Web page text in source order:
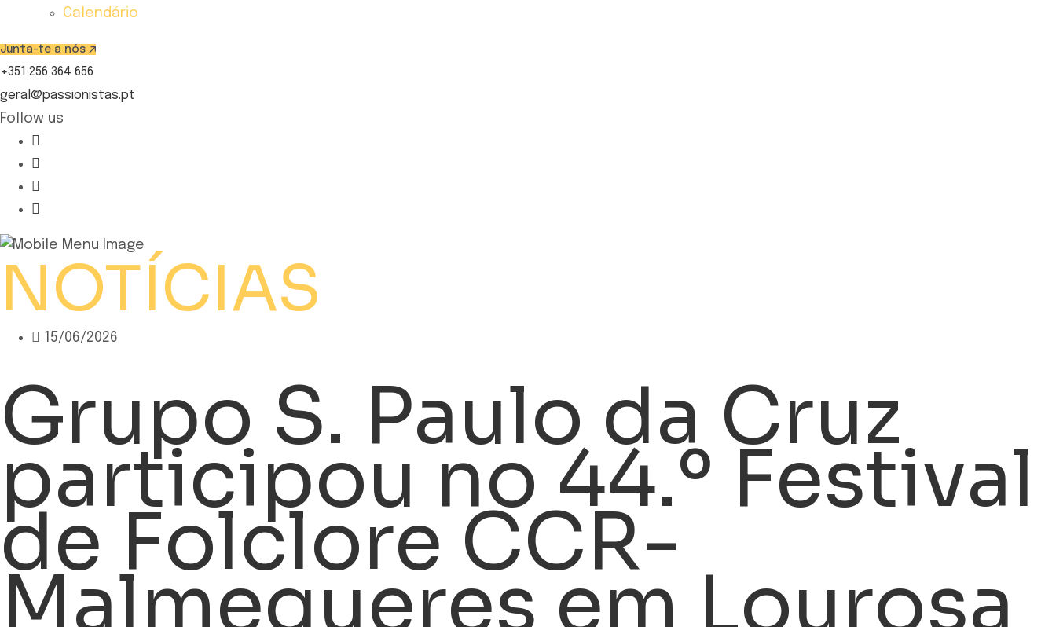
Calendário
Junta-te a nós
+351 256 364 656
geral@passionistas.pt
Follow us
NOTÍCIAS
15/06/2026
Grupo S. Paulo da Cruz
participou no 44.º Festival
de Folclore CCR-
Malmequeres em Lourosa